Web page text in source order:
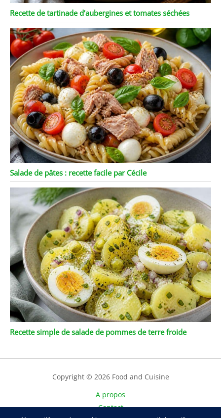
Recette de tartinade d’aubergines et tomates séchées
Salade de pâtes : recette facile par Cécile
Recette simple de salade de pommes de terre froide
Copyright © 2026 Food and Cuisine
A propos
Contact